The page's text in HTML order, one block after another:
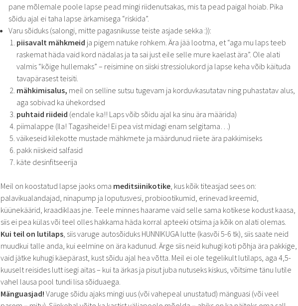
pane mõlemale poole lapse pead mingi riidenutsakas, mis ta pead paigal hoiab. Pika
sõidu ajal ei taha lapse ärkamisega “riskida”.
Varu sõiduks (salongi, mitte pagasnikusse teiste asjade sekka :)):
piisavalt mähkmeid ja pigem natuke rohkem. Ära jää lootma, et “aga mu laps teeb
raskemat häda vaid kord nädalas ja ta sai just eile selle mure kaelast ära”. Ole alati
valmis “kõige hullemaks” – reisimine on siiski stressiolukord ja lapse keha võib käituda
tavapärasest teisiti.
mähkimisalus, meil on selline sutsu tugevam ja korduvkasutatav ning puhastatav alus,
aga sobivad ka ühekordsed
puhtaid riideid (endale ka!! Laps võib sõidu ajal ka sinu ära määrida)
piimalappe (Ila! Tagasiheide! Ei pea vist midagi enam selgitama…)
väikeseid kilekotte mustade mähkmete ja määrdunud riiete ära pakkimiseks
pakk niiskeid salfasid
käte desinfitseerija
Meil on koostatud lapse jaoks oma meditsiinikotike , kus kõik titeasjad sees on:
palavikualandajad, ninapump ja loputusvesi, probiootikumid, erinevad kreemid,
küünekäärid, kraadiklaas jne. Teele minnes haarame vaid selle sama kotikese kodust kaasa,
siis ei pea külas või teel olles hakkama häda korral apteeki otsima ja kõik on alati olemas.
Kui teil on lutilaps , siis varuge autosõiduks HUNNIKUGA lutte (kasvõi 5-6 tk), siis saate neid
muudkui talle anda, kui eelmine on ära kadunud. Ärge siis neid kuhugi koti põhja ära pakkige,
vaid jätke kuhugi käepärast, kust sõidu ajal hea võtta. Meil ei ole tegelikult lutilaps, aga 4,5-
kuuselt reisides lutt isegi aitas – kui ta ärkas ja pisut juba nutuseks kiskus, võitsime tänu lutile
vahel lausa pool tundi lisa sõiduaega.
Mänguasjad! Varuge sõidu ajaks mingi uus (või vahepeal unustatud) mänguasi (või veel